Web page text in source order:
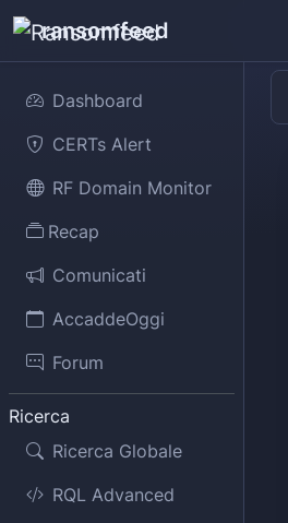
ransomfeed
Dashboard
CERTs Alert
RF Domain Monitor
Recap
Comunicati
AccaddeOggi
Forum
Ricerca
Ricerca Globale
RQL Advanced